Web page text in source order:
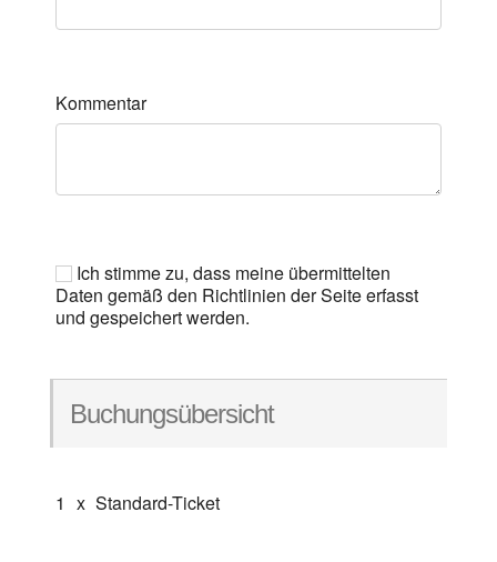
Kommentar
Ich stimme zu, dass meine übermittelten
Daten gemäß den Richtlinien der Seite erfasst
und gespeichert werden.
Buchungsübersicht
1 x Standard-Ticket